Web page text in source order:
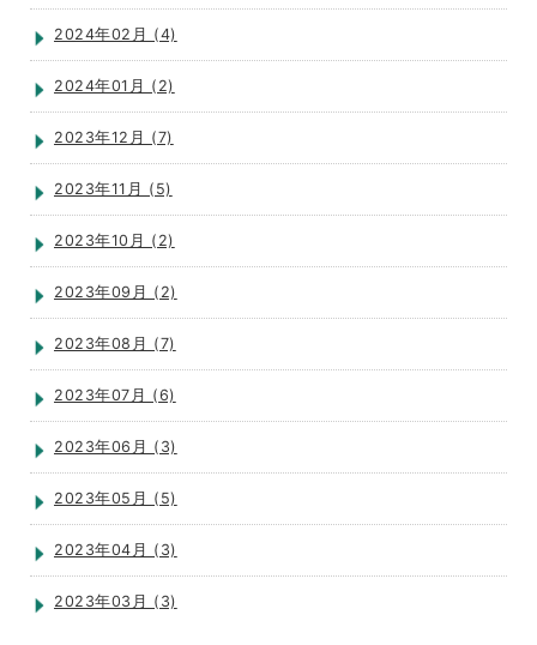
2024年02月 (4)
2024年01月 (2)
2023年12月 (7)
2023年11月 (5)
2023年10月 (2)
2023年09月 (2)
2023年08月 (7)
2023年07月 (6)
2023年06月 (3)
2023年05月 (5)
2023年04月 (3)
2023年03月 (3)